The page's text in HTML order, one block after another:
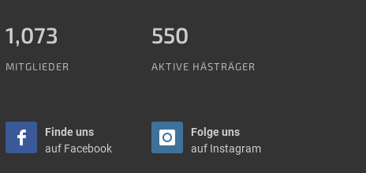
1,288
MITGLIEDER
550
AKTIVE HÄSTRÄGER
Finde uns
auf Facebook
Folge uns
auf Instagram